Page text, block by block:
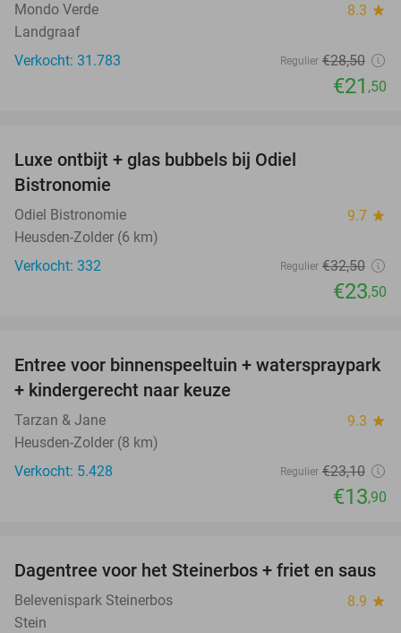
Mondo Verde 8.3 star
Landgraaf
Verkocht: 31.783
Regulier €28,50
€21 ,50
Luxe ontbijt + glas bubbels bij Odiel
Bistronomie
Odiel Bistronomie 9.7 star
Heusden-Zolder (6 km)
Verkocht: 332
Regulier €32,50
€23,50
40%
Entree voor binnenspeeltuin + waterspraypark
+ kindergerecht naar keuze
Tarzan & Jane 9.3 star
Heusden-Zolder (8 km)
Verkocht: 5.428
Regulier €23,10
€13,90
37%
Dagentree voor het Steinerbos + friet en saus
Belevenispark Steinerbos 8.9 star
Stein